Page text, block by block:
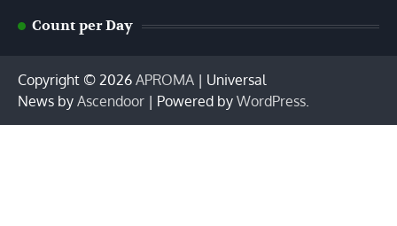
Count per Day
Copyright © 2026 APROMA | Universal
News by Ascendoor | Powered by WordPress.